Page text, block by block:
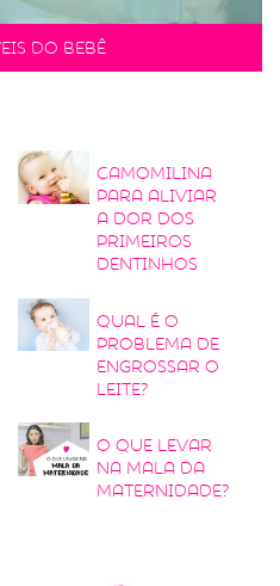
do bebê
Camomilina
para aliviar
a dor dos
primeiros
dentinhos
Qual é o
problema de
engrossar o
leite?
O que levar
na mala da
maternidade?